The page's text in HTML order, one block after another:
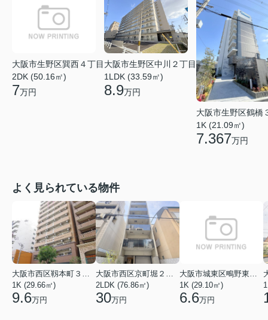
大阪市生野区巽西４丁目
2DK (50.16㎡)
7万円
大阪市生野区中川２丁目
1LDK (33.59㎡)
8.9万円
大阪市生野区鶴橋
1K (21.09㎡)
7.367万円
よく見られている物件
大阪市西区靱本町３丁目
1K (29.66㎡)
9.6万円
大阪市西区京町堀２丁目
2LDK (76.86㎡)
30万円
大阪市城東区鴫野東３丁目
1K (29.10㎡)
6.6万円